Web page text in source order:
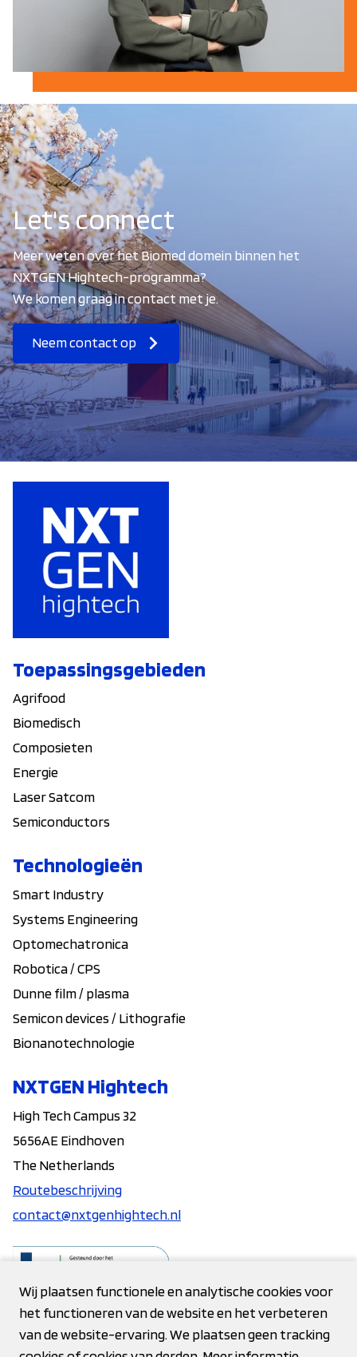
Let's connect
Meer weten over het Biomed domein binnen het
NXTGEN Hightech-programma?
We komen graag in contact met je.
Neem contact op
Toepassingsgebieden
Agrifood
Biomedisch
Composieten
Energie
Laser Satcom
Semiconductors
Technologieën
Smart Industry
Systems Engineering
Optomechatronica
Robotica / CPS
Dunne film / plasma
Semicon devices / Lithografie
Bionanotechnologie
NXTGEN Hightech
High Tech Campus 32
5656AE Eindhoven
The Netherlands
Routebeschrijving
contact@nxtgenhightech.nl
Contact
Wij plaatsen functionele en analytische cookies voor
het functioneren van de website en het verbeteren
van de website-ervaring. We plaatsen geen tracking